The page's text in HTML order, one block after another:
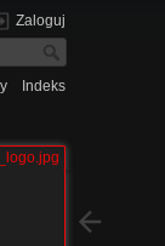
Zaloguj
Indeks